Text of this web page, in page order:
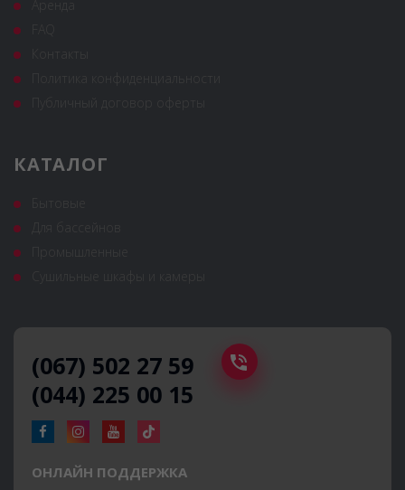
КАТАЛОГ
(067) 502 27 59
(044) 225 00 15
ОНЛАЙН ПОДДЕРЖКА